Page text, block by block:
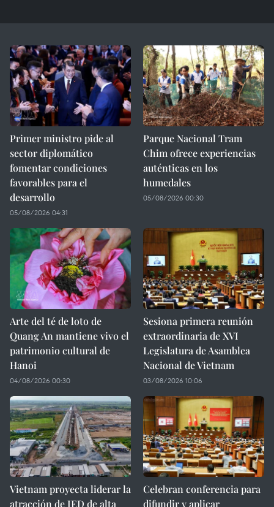
Primer ministro pide al
sector diplomático
fomentar condiciones
favorables para el
desarrollo
05/08/2026 04:31
Parque Nacional Tram
Chim ofrece experiencias
auténticas en los
humedales
05/08/2026 00:30
Arte del té de loto de
Quang An mantiene vivo el
patrimonio cultural de
Hanoi
04/08/2026 00:30
Sesiona primera reunión
extraordinaria de XVI
Legislatura de Asamblea
Nacional de Vietnam
03/08/2026 10:06
Vietnam proyecta liderar la
atracción de IED de alta
Celebran conferencia para
difundir y aplicar